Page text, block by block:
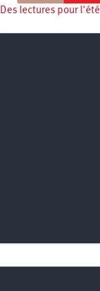
Des lectures pour l'été